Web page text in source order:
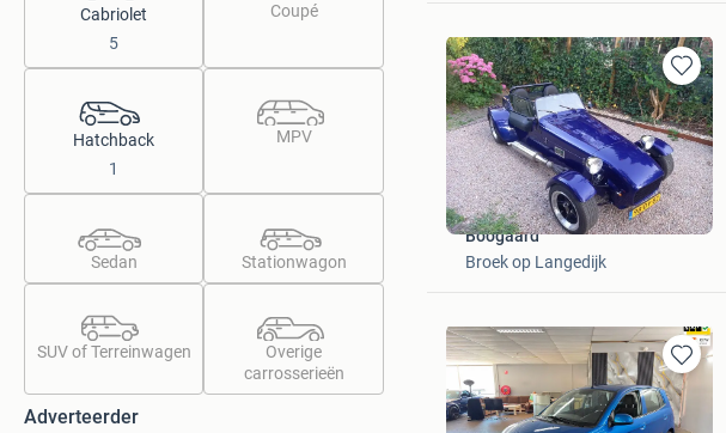
Cabriolet
5
Coupé
Hatchback
1
MPV
Sedan Stationwagon
SUV of Terreinwagen
Overige
carrosserieën
Adverteerder
Bewaren
in
Mijn
Favorieten
Boogaard
Broek op Langedijk
Bewaren
in
Mijn